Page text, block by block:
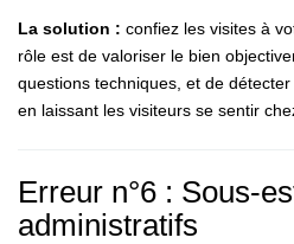
La solution : confiez les visites à
rôle est de valoriser le bien
questions techniques, et de
en laissant les visiteurs se sentir
Erreur n°6 : Sous-
administratifs